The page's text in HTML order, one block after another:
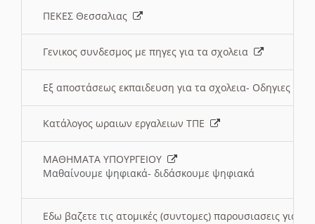
ΠΕΚΕΣ Θεσσαλιας
Γενικος συνδεσμος με πηγες για τα σχολεια
Εξ αποστάσεως εκπαιδευση για τα σχολεια- Οδηγιες
Κατάλογος ωραιων εργαλειων ΤΠΕ
ΜΑΘΗΜΑΤΑ ΥΠΟΥΡΓΕΙΟΥ
Μαθαίνουμε ψηφιακά- διδάσκουμε ψηφιακά
Εδω βαζετε τις ατομικές (συντομες) παρουσιασεις για